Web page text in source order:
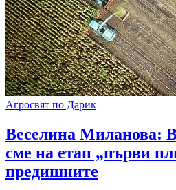
Агросвят по Дарик
​Веселина Миланова: В
сме на етап „първи
предишните